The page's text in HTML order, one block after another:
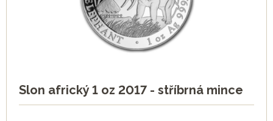
Slon africký 1 oz 2017 - stříbrná mince